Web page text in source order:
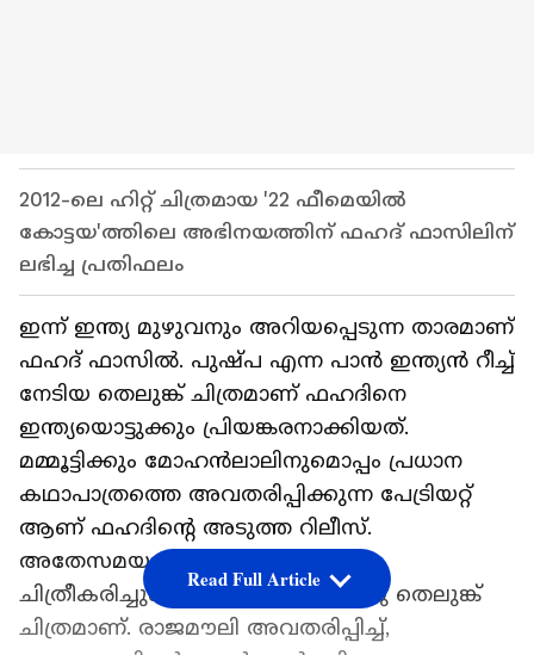
2012-ലെ ഹിറ്റ് ചിത്രമായ '22 ഫീമെയിൽ
കോട്ടയ'ത്തിലെ അഭിനയത്തിന് ഫഹദ് ഫാസിലിന്
ലഭിച്ച പ്രതിഫലം
ഇന്ന് ഇന്ത്യ മുഴുവനും അറിയപ്പെടുന്ന താരമാണ്
ഫഹദ് ഫാസില്‍. പുഷ്പ എന്ന പാന്‍ ഇന്ത്യന്‍ റീച്ച്
നേടിയ തെലുങ്ക് ചിത്രമാണ് ഫഹദിനെ
ഇന്ത്യയൊട്ടുക്കും പ്രിയങ്കരനാക്കിയത്.
മമ്മൂട്ടിക്കും മോഹന്‍ലാലിനുമൊപ്പം പ്രധാന
കഥാപാത്രത്തെ അവതരിപ്പിക്കുന്ന പേട്രിയറ്റ്
ആണ് ഫഹദിന്‍റെ അടുത്ത റിലീസ്.
അതേസമയം അദ്ദേഹം ഇപ്പോള്‍
ചിത്രീകരിച്ചുകൊണ്ടിരിക്കുന്നത് ഒരു തെലുങ്ക്
ചിത്രമാണ്. രാജമൗലി അവതരിപ്പിച്ച്,
Read Full Article